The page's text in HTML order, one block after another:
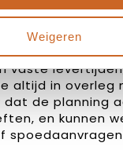
Weigeren
in
vaste
altijd in overleg
dat de planning
en kunnen